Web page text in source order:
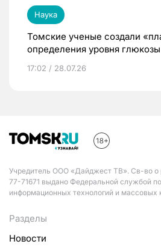
Наука
Томские ученые создали
определения уровня
17:02 / 28.07.26
Учредитель ООО «Дайджест ТВ». Св-во
77-71671 выдано Федеральной службой
информационных технологий и массовых
Разделы
Новости